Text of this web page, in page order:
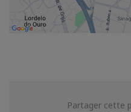
Partager cette